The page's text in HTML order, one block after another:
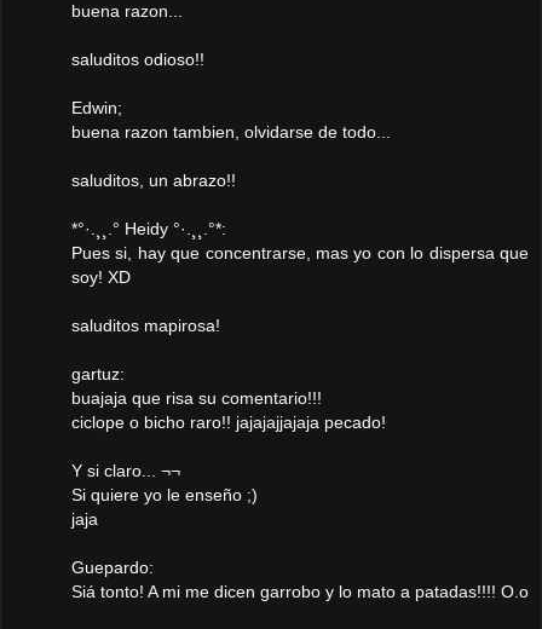
buena razon...
saluditos odioso!!
Edwin;
buena razon tambien, olvidarse de todo...
saluditos, un abrazo!!
*°·.¸¸.° Heidy °·.¸¸.°*:
Pues si, hay que concentrarse, mas yo con lo dispersa que
soy! XD
saluditos mapirosa!
gartuz:
buajaja que risa su comentario!!!
ciclope o bicho raro!! jajajajjajaja pecado!
Y si claro... ¬¬
Si quiere yo le enseño ;)
jaja
Guepardo:
Siá tonto! A mi me dicen garrobo y lo mato a patadas!!!! O.o